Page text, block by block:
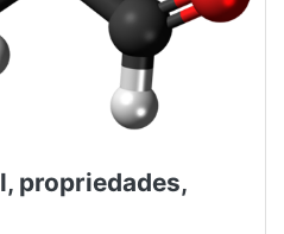
propriedades,